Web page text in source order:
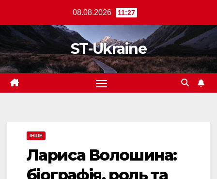
вмісту
08.08.2026 11:27
ST-Ukraine
ІНШЕ
Лариса Волошина:
біографія, роль та